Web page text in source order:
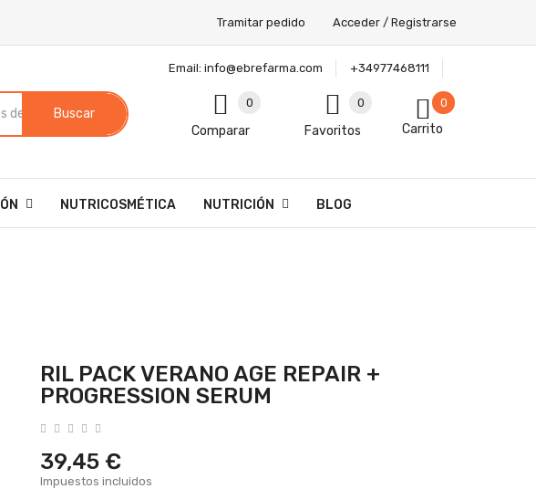
Acceder / Registrarse
Tramitar pedido
+34977468111
Email: info@ebrefarma.com
Buscar
0
Carrito
0
Favoritos
0
Comparar
NUTRICOSMÉTICA NUTRICIÓN BLOG
RIL PACK VERANO AGE REPAIR +
PROGRESSION SERUM
39,45 €
Impuestos incluidos